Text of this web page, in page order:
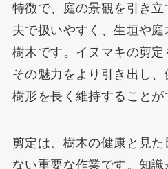
特徴で、庭の景観を引き
夫で扱いやすく、生垣や
樹木です。イヌマキの剪定
その魅力をより引き出し
樹形を長く維持することが
剪定は、樹木の健康と見
ない重要な作業です。知